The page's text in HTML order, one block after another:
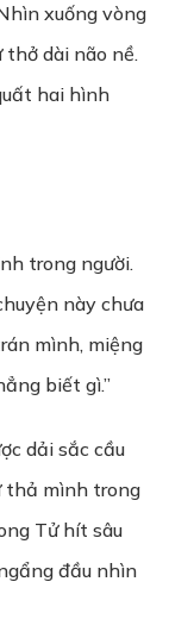
xuống vòng
thở dài não nề.
hai hình
trong người.
này chưa
mình, miệng
biết gì.”
dải sắc cầu
thả mình trong
Tử hít sâu
đầu nhìn